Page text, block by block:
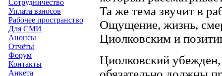
Сотрудничество
Уплата взносов
Рабочее пространство
Для СМИ
Анонсы
Отчёты
Форум
Контакты
Анкета
Та же тема звучит в
Ощущение, жизнь,
Циолковским и
Циолковский